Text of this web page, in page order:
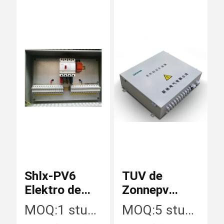
Gelijkstroomstroomonderbrekers
Gelijkstroom-Zekeringshouder
TUV de
Zonnepv
Doos van de
Systeemip65
MOQ:5 stuk/Stukken
Shlx-PV6
Elektro de
Distributiedoos
van
MOQ:1 stuk/Stukken